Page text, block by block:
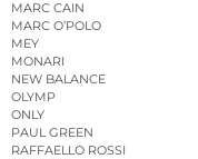
MARC CAIN
MARC O’POLO
MEY
MONARI
NEW BALANCE
OLYMP
ONLY
PAUL GREEN
RAFFAELLO ROSSI